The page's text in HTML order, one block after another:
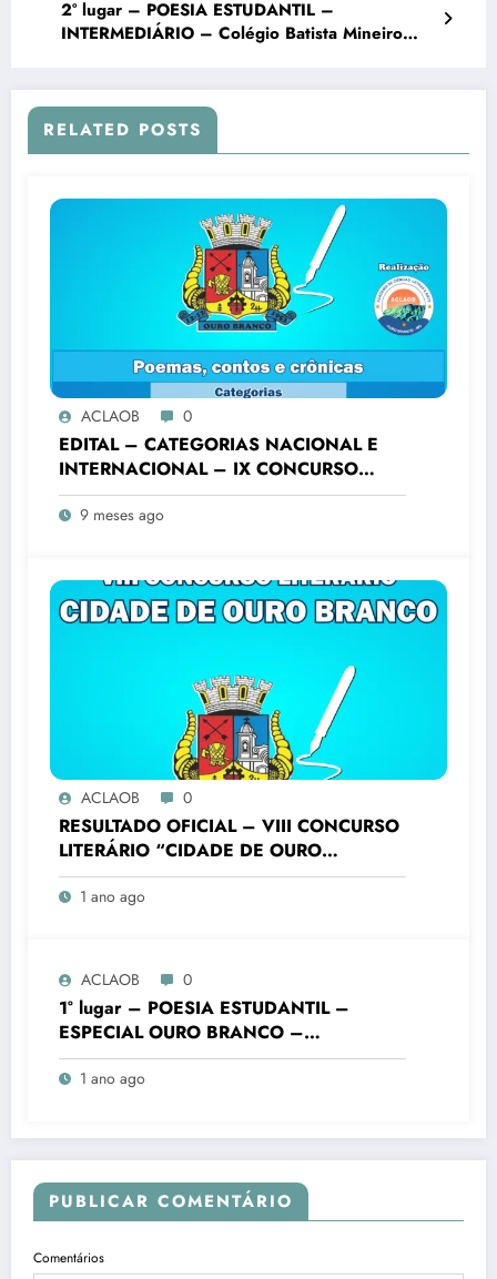
2° lugar – POESIA ESTUDANTIL –
INTERMEDIÁRIO – Colégio Batista Mineiro
RELATED POSTS
ACLAOB 0
EDITAL – CATEGORIAS NACIONAL E
INTERNACIONAL – IX CONCURSO
LITERÁRIO “CIDADE DE OURO
BRANCO”
9 meses ago
ACLAOB 0
RESULTADO OFICIAL – VIII CONCURSO
LITERÁRIO “CIDADE DE OURO
BRANCO”
1 ano ago
ACLAOB 0
1° lugar – POESIA ESTUDANTIL –
ESPECIAL OURO BRANCO –
FUNDAMENTAL FINAIS – Colégio
Batista Mineiro Unid. Ouro Branco – VIII
1 ano ago
PUBLICAR COMENTÁRIO
Comentários